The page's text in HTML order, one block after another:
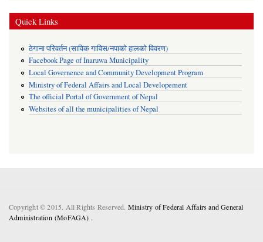
Quick Links
ठेगाना परिवर्तन (साविक गाविस/नपाको हालको विवरण)
Facebook Page of Inaruwa Municipality
Local Governence and Community Development Program
Ministry of Federal Affairs and Local Developement
The official Portal of Government of Nepal
Websites of all the municipalities of Nepal
Copyright © 2015. All Rights Reserved. Ministry of Federal Affairs and General
Administration (MoFAGA) .